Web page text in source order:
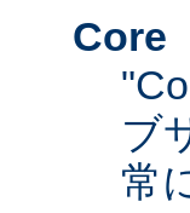
Core
ブ
常